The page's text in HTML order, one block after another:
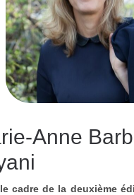
Anne
cadre de la deuxième